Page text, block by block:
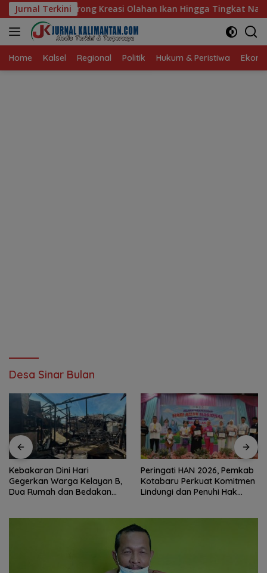
Langsung
ke
konten
Jurnal Terkini
Olahan Ikan Hingga Tingkat Nasional Pada Lomba Masak
Home Kalsel Regional Politik Hukum & Peristiwa
Desa Sinar Bulan
Kebakaran Dini Hari
Gegerkan Warga Kelayan B,
Dua Rumah dan Bedakan
Peringati HAN 2026, Pemkab
Kotabaru Perkuat Komitmen
Lindungi dan Penuhi Hak